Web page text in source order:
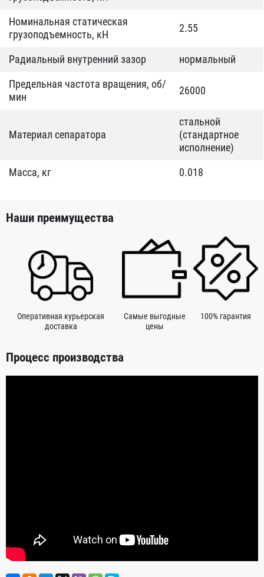
Номинальная статическая
грузоподъемность, кН
2.55
Радиальный внутренний зазор
нормальный
Предельная частота вращения, об/
мин
26000
Материал сепаратора
стальной
(стандартное
исполнение)
Масса, кг
0.018
Наши преимущества
Оперативная курьерская
доставка
Самые выгодные
цены
100% гарантия
Процесс производства